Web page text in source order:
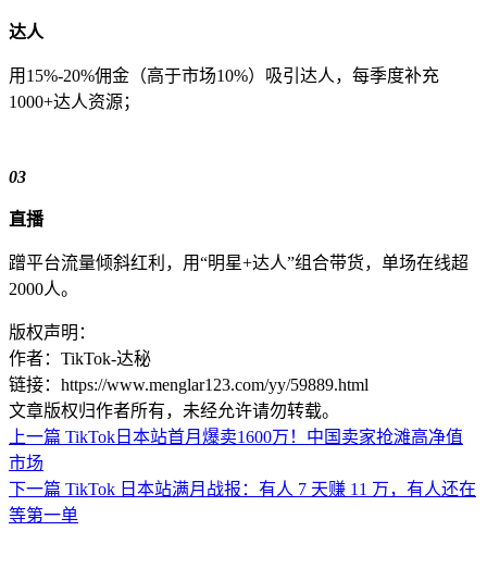
达人
用15%-20%佣金（高于市场10%）吸引达人，每季度补充
1000+达人资源；
03
直播
蹭平台流量倾斜红利，用“明星+达人”组合带货，单场在线超
2000人。
版权声明：
作者：TikTok-达秘
链接：https://www.menglar123.com/yy/59889.html
文章版权归作者所有，未经允许请勿转载。
上一篇 TikTok日本站首月爆卖1600万！中国卖家抢滩高净值
市场
下一篇 TikTok 日本站满月战报：有人 7 天赚 11 万，有人还在
等第一单